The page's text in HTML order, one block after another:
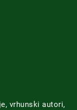
vrhunski autori,